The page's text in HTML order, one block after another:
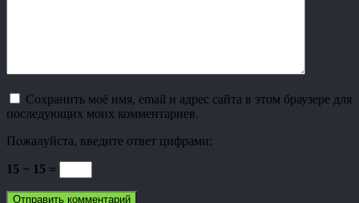
Сохранить моё имя, email и адрес сайта в этом браузере для
последующих моих комментариев.
Пожалуйста, введите ответ цифрами:
15 − 15 =